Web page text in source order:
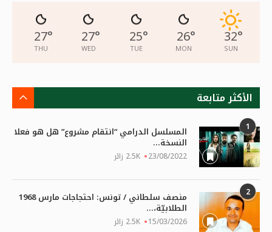
32°
SUN
26°
MON
25°
TUE
27°
WED
27°
THU
الأكثر متابعة
1 المسلسل الدرامي “انتقام مشروع” هل هو فعلا
النسخة...
23/08/2022 2.5K زائر
2 منصف سلطاني / تونس: احتجاجات مارس 1968
الطلابيّة،...
15/03/2026 2.5K زائر